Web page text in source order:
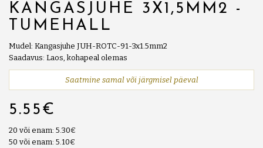
KANGASJUHE 3X1,5MM2 -
TUMEHALL
Mudel: Kangasjuhe JUH-ROTC-91-3x1.5mm2
Saadavus: Laos, kohapeal olemas
Saatmine samal või järgmisel päeval
5.55€
20 või enam: 5.30€
50 või enam: 5.10€